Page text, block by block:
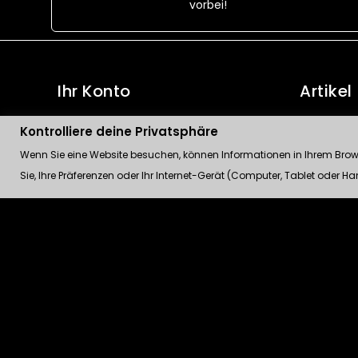
vorbei!
Ihr Konto
Persönliche Infos
Bestellungen
Rückvergütungen
Artikel
Neue
Kontrolliere deine Privatsphäre
Wenn Sie eine Website besuchen, können Informationen in Ihrem
Sie, Ihre Präferenzen oder Ihr Internet-Gerät (Computer, Tablet oder